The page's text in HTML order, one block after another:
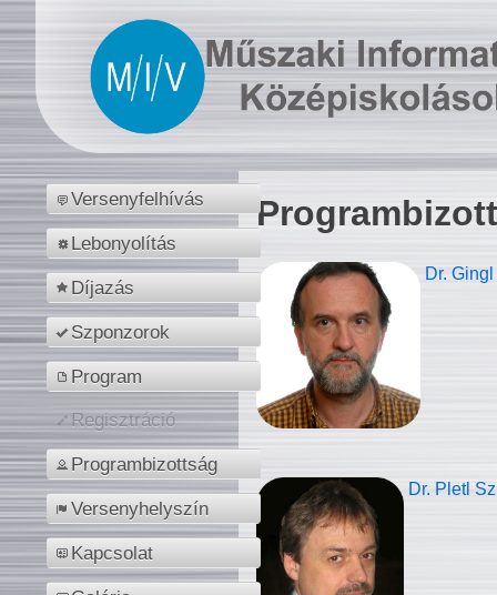
Versenyfelhívás
Lebonyolítás
Díjazás
Szponzorok
Program
Regisztráció
Programbizottság
Versenyhelyszín
Kapcsolat
Dr.
Dr. Pletl